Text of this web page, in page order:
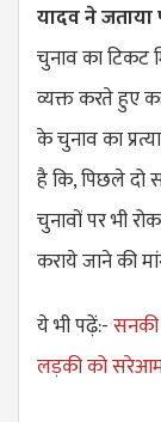
यादव ने
चुनाव का टिकट
व्यक्त करते हुए
के चुनाव का
है कि, पिछले दो
चुनावों पर भी
कराये जाने की
ये भी पढ़ें:-
लड़की को सरेआम